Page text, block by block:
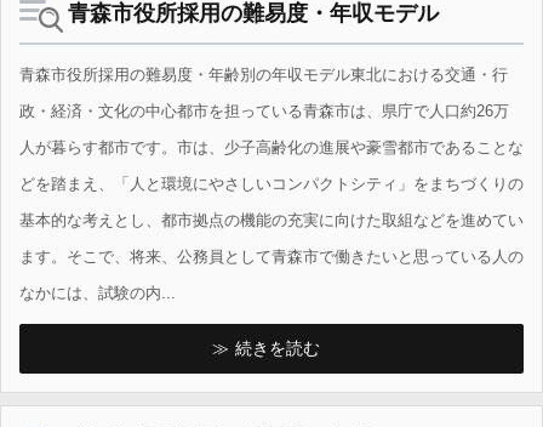
青森市役所採用の難易度・年収モデル
青森市役所採用の難易度・年齢別の年収モデル東北における交通・行
政・経済・文化の中心都市を担っている青森市は、県庁で人口約26万
人が暮らす都市です。市は、少子高齢化の進展や豪雪都市であることな
どを踏まえ、「人と環境にやさしいコンパクトシティ」をまちづくりの
基本的な考えとし、都市拠点の機能の充実に向けた取組などを進めてい
ます。そこで、将来、公務員として青森市で働きたいと思っている人の
なかには、試験の内...
続きを読む